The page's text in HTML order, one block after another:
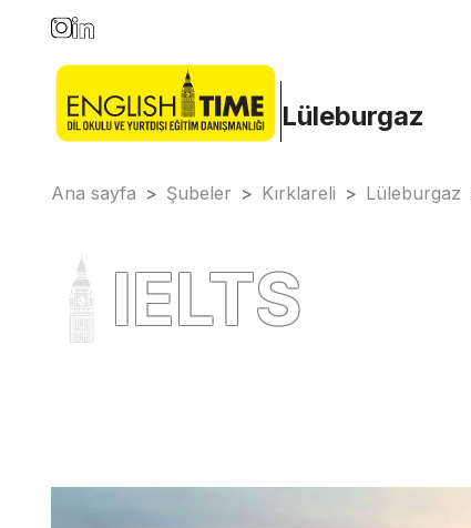
Lüleburgaz
Ana sayfa > Şubeler > Kırklareli > Lüleburgaz
IELTS